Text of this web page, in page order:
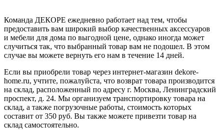
Команда ДЕКОРЕ ежедневно работает над тем, чтобы
предоставить вам широкий выбор качественных аксессуаров
и мебели для дома по выгодной цене, однако иногда может
случиться так, что выбранный товар вам не подошел. В этом
случае вы можете вернуть его нам в течение 14 дней.
Если вы приобрели товар через интернет-магазин dekore-
home.ru, учтите, пожалуйста, что возврат товара производится
на склад, расположенный по адресу г. Москва, Ленинградский
проспект, д. 24. Мы организуем транспортировку товара на
склад, а также погрузочные работы, стоимость которых
составит от 350 руб. Вы также можете привезти товар на
склад самостоятельно.